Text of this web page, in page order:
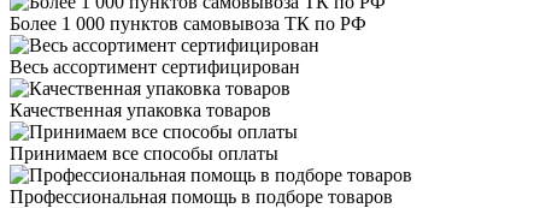
Более 1 000 пунктов самовывоза ТК по РФ
Весь ассортимент сертифицирован
Качественная упаковка товаров
Принимаем все способы оплаты
Профессиональная помощь в подборе товаров